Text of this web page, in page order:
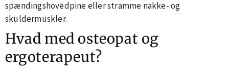
spændingshovedpine eller stramme nakke- og
skuldermuskler.
Hvad med osteopat og
ergoterapeut?